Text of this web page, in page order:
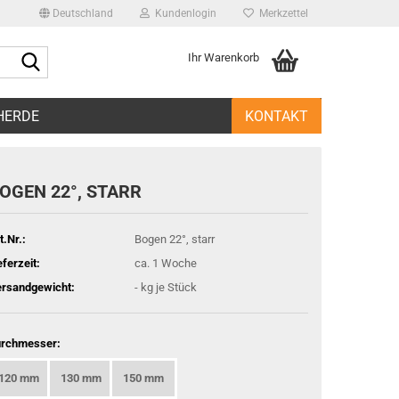
Deutschland Kundenlogin
vergessen?
Merkzettel
Ihr Warenkorb
KONTAKT
22°, STARR
Bogen 22°, starr
ca. 1 Woche
- kg je Stück
120 mm 130 mm 150 mm